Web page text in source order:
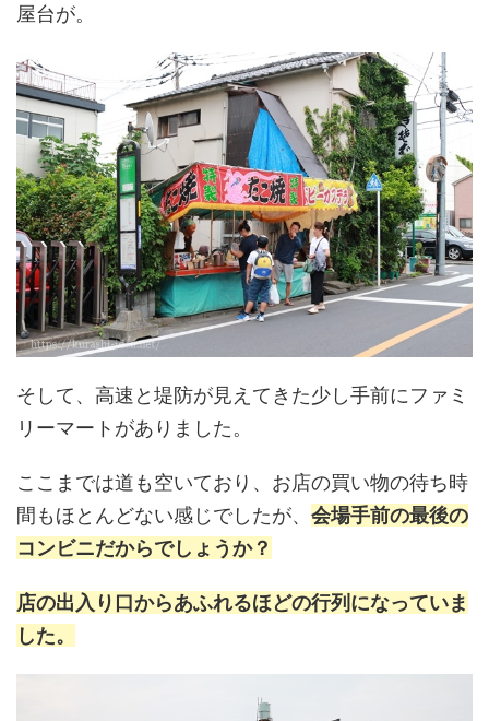
屋台が。
そして、高速と堤防が見えてきた少し手前にファミ
リーマートがありました。
ここまでは道も空いており、お店の買い物の待ち時
間もほとんどない感じでしたが、 会場手前の最後の
コンビニだからでしょうか？
店の出入り口からあふれるほどの行列になっていま
した。